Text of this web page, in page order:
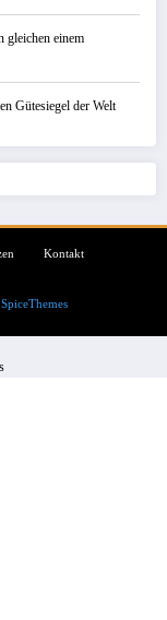
gleichen einem
Gütesiegel der Welt
Kontakt
SpiceThemes